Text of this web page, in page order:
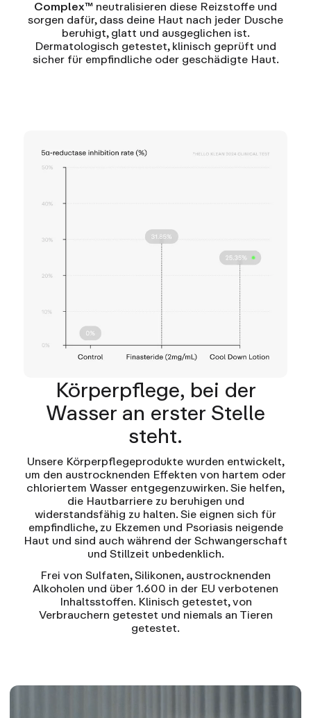
Complex™ neutralisieren diese Reizstoffe und
sorgen dafür, dass deine Haut nach jeder Dusche
beruhigt, glatt und ausgeglichen ist.
Dermatologisch getestet, klinisch geprüft und
sicher für empfindliche oder geschädigte Haut.
Körperpflege, bei der
Wasser an erster Stelle
steht.
Unsere Körperpflegeprodukte wurden entwickelt,
um den austrocknenden Effekten von hartem oder
chloriertem Wasser entgegenzuwirken. Sie helfen,
die Hautbarriere zu beruhigen und
widerstandsfähig zu halten. Sie eignen sich für
empfindliche, zu Ekzemen und Psoriasis neigende
Haut und sind auch während der Schwangerschaft
und Stillzeit unbedenklich.
Frei von Sulfaten, Silikonen, austrocknenden
Alkoholen und über 1.600 in der EU verbotenen
Inhaltsstoffen. Klinisch getestet, von
Verbrauchern getestet und niemals an Tieren
getestet.